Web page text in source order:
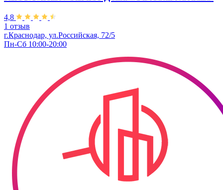
4,8
1 отзыв
г.Краснодар, ул.Российская, 72/5
Пн-Сб 10:00-20:00